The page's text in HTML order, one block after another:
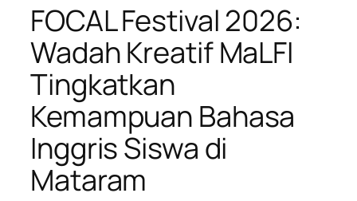
FOCAL Festival 2026:
Wadah Kreatif MaLFI
Tingkatkan
Kemampuan Bahasa
Inggris Siswa di
Mataram